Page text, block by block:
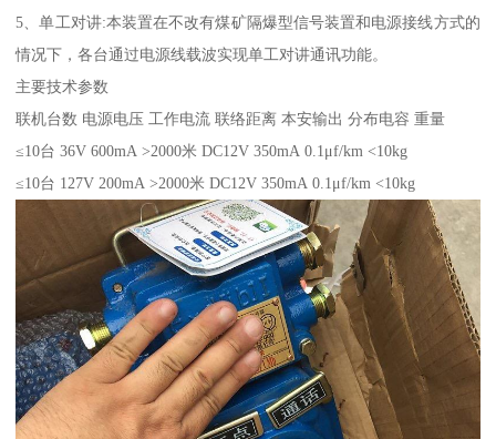
5、单工对讲:本装置在不改有煤矿隔爆型信号装置和电源接线方式的
情况下，各台通过电源线载波实现单工对讲通讯功能。
主要技术参数
联机台数 电源电压 工作电流 联络距离 本安输出 分布电容 重量
≤10台 36V 600mA >2000米 DC12V 350mA 0.1μf/km <10kg
≤10台 127V 200mA >2000米 DC12V 350mA 0.1μf/km <10kg